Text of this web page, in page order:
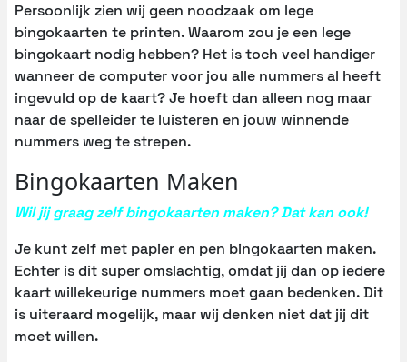
Persoonlijk zien wij geen noodzaak om lege
bingokaarten te printen. Waarom zou je een lege
bingokaart nodig hebben? Het is toch veel handiger
wanneer de computer voor jou alle nummers al heeft
ingevuld op de kaart? Je hoeft dan alleen nog maar
naar de spelleider te luisteren en jouw winnende
nummers weg te strepen.
Bingokaarten Maken
Wil jij graag zelf bingokaarten maken? Dat kan ook!
Je kunt zelf met papier en pen bingokaarten maken.
Echter is dit super omslachtig, omdat jij dan op iedere
kaart willekeurige nummers moet gaan bedenken. Dit
is uiteraard mogelijk, maar wij denken niet dat jij dit
moet willen.